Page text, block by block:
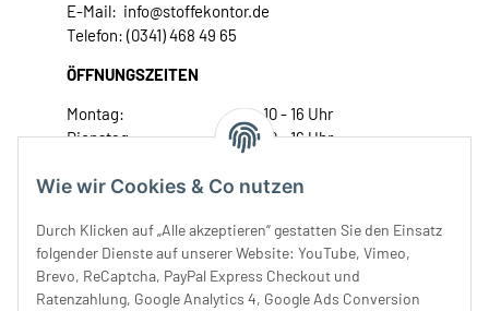
Wie wir Cookies & Co nutzen
Durch Klicken auf „Alle akzeptieren“ gestatten Sie den Einsatz
folgender Dienste auf unserer Website: YouTube, Vimeo,
Brevo, ReCaptcha, PayPal Express Checkout und
Ratenzahlung, Google Analytics 4, Google Ads Conversion
E-Mail: info@stoffekontor.de
Telefon: (0341) 468 49 65
ÖFFNUNGSZEITEN
Montag:
10 - 16 Uhr
Dienstag:
10 - 16 Uhr
Donnerstag:
10 - 18 Uhr
Samstag:
10 - 14 Uhr
Unser Service